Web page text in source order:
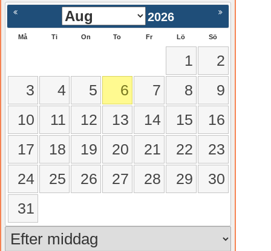
Nästa >
2026
Må Ti On To Fr Lö Sö
1
2
3
4 5 6 7 8
9
10
11 12 13 14 15
16
17
18 19 20 21 22
23
24
25 26 27 28 29
30
31